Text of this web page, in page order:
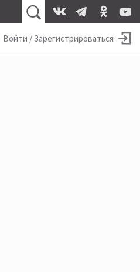
Войти / Зарегистрироваться